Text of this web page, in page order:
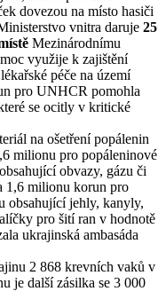
dovezou na místo hasiči
vnitra daruje 25
Mezinárodnímu
využije k zajištění
péče na území
pro UNHCR pomohla
se ocitly v kritické
na ošetření popálenin
milionu pro popáleninové
obvazy, gázu či
1,6 milionu korun pro
obsahující jehly, kanyly,
pro šití ran v hodnotě
ukrajinská ambasáda
2 868 krevních vaků v
je další zásilka se 3 000